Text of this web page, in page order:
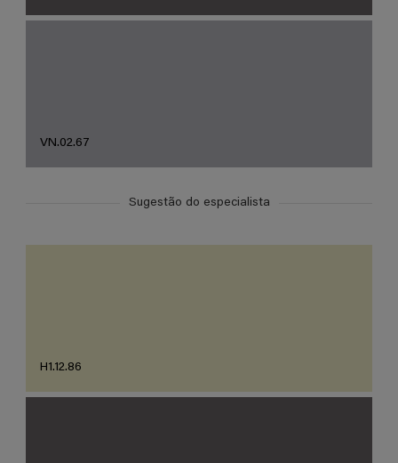
VN.02.67
Sugestão do especialista
H1.12.86